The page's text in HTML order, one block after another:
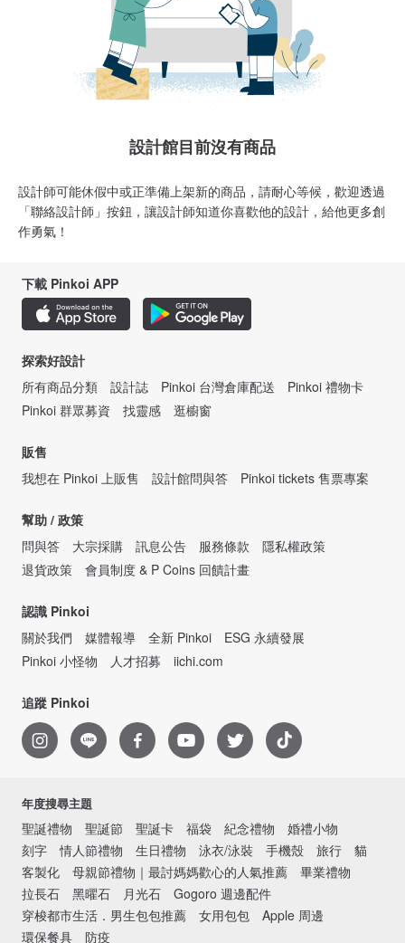
設計館目前沒有商品
設計師可能休假中或正準備上架新的商品，請耐心等候，歡迎透過
「聯絡設計師」按鈕，讓設計師知道你喜歡他的設計，給他更多創
作勇氣！
下載 Pinkoi APP
探索好設計
所有商品分類
設計誌 Pinkoi 台灣倉庫配送
Pinkoi 禮物卡
Pinkoi 群眾募資
找靈感 逛櫥窗
販售
我想在 Pinkoi 上販售
設計館問與答 Pinkoi tickets 售票專案
幫助 / 政策
問與答
大宗採購 訊息公告 服務條款
隱私權政策
退貨政策
會員制度 & P Coins 回饋計畫
認識 Pinkoi
關於我們
媒體報導 全新 Pinkoi
ESG 永續發展
Pinkoi 小怪物
人才招募 iichi.com
追蹤 Pinkoi
年度搜尋主題
聖誕禮物 聖誕節 聖誕卡 福袋 紀念禮物
婚禮小物
刻字
情人節禮物 生日禮物 泳衣/泳裝 手機殼 旅行
貓
客製化
母親節禮物｜最討媽媽歡心的人氣推薦
畢業禮物
拉長石
黑曜石 月光石
Gogoro 週邊配件
穿梭都市生活．男生包包推薦
女用包包
Apple 周邊
環保餐具
防疫